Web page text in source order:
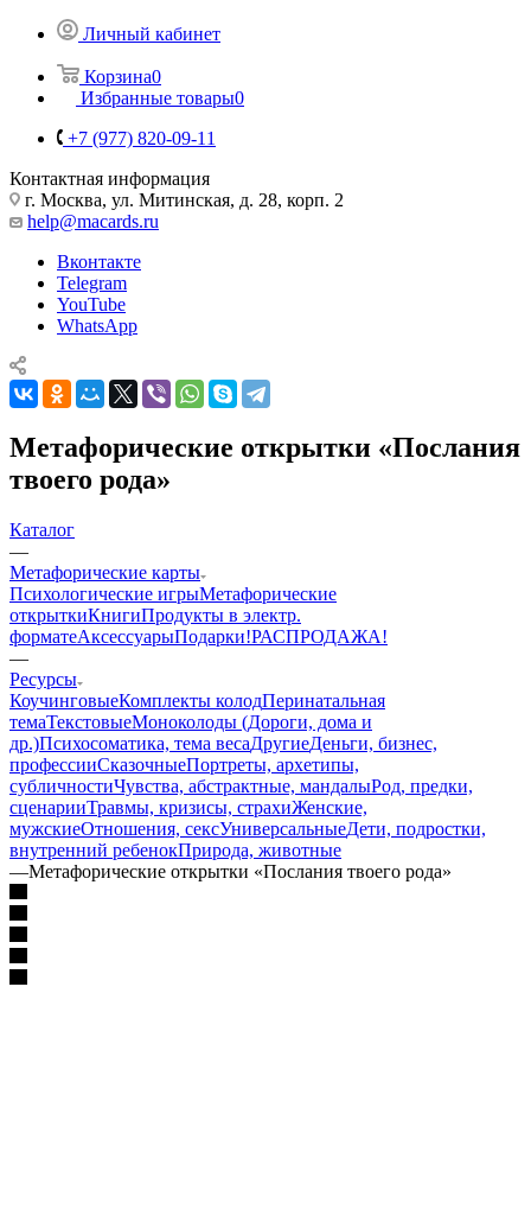
Личный кабинет
Корзина0
Избранные товары0
+7 (977) 820-09-11
Контактная информация
г. Москва, ул. Митинская, д. 28, корп. 2
help@macards.ru
Вконтакте
Telegram
YouTube
WhatsApp
Метафорические открытки «Послания
твоего рода»
Каталог
—
Mетафорические карты
Психологические игрыМетафорические
открыткиКнигиПродукты в электр.
форматеАксессуарыПодарки!РАСПРОДАЖА!
—
Ресурсы
КоучинговыеКомплекты колодПеринатальная
темаТекстовыеМоноколоды (Дороги, дома и
др.)Психосоматика, тема весаДругиеДеньги, бизнес,
профессииСказочныеПортреты, архетипы,
субличностиЧувства, абстрактные, мандалыРод, предки,
сценарииТравмы, кризисы, страхиЖенские,
мужскиеОтношения, сексУниверсальныеДети, подростки,
внутренний ребенокПрирода, животные
—Метафорические открытки «Послания твоего рода»